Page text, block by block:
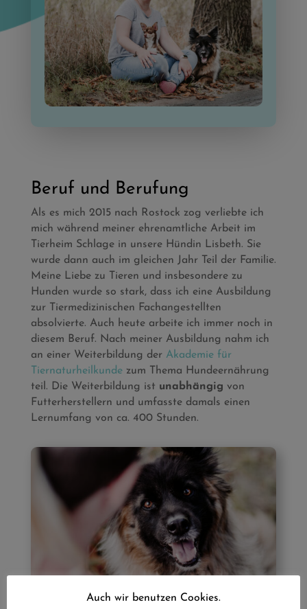
Beruf und Berufung
Als es mich 2015 nach Rostock zog verliebte ich
mich während meiner ehrenamtliche Arbeit im
Tierheim Schlage in unsere Hündin Lisbeth. Sie
wurde dann auch im gleichen Jahr Teil der Familie.
Meine Liebe zu Tieren und insbesondere zu
Hunden wurde so stark, dass ich eine Ausbildung
zur Tiermedizinischen Fachangestellten
absolvierte. Auch heute arbeite ich immer noch in
diesem Beruf. Nach meiner Ausbildung nahm ich
an einer Weiterbildung der Akademie für
Tiernaturheilkunde zum Thema Hundeernährung
teil. Die Weiterbildung ist unabhängig von
Futterherstellern und umfasste damals einen
Lernumfang von ca. 400 Stunden.
Auch wir benutzen Cookies.